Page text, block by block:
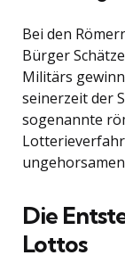
Bei den
Bürger
Militärs
seinerzeit der
sogenannte
Die
Lottos